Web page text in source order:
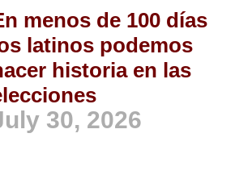
menos de 100 días
latinos podemos
historia en las
30, 2026